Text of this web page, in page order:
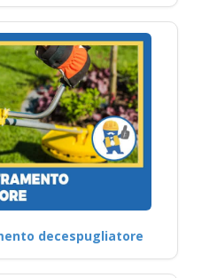
decespugliatore